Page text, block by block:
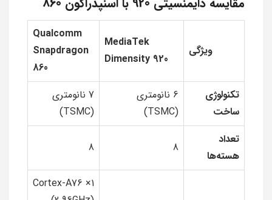
ویژگی
MediaTek
Dimensity 920
Qualcomm
Snapdragon
860
تکنولوژی
ساخت
6 نانومتری
(TSMC)
7 نانومتری
(TSMC)
تعداد
هسته‌ها
8
8
1× Cortex-A76